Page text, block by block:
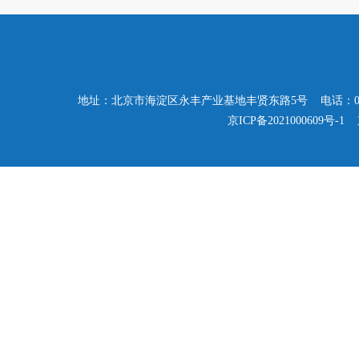
地址：北京市海淀区永丰产业基地丰贤东路5号 电话：
京ICP备2021000609号-1